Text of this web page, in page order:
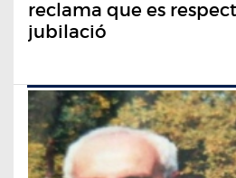
reclama que es
jubilació